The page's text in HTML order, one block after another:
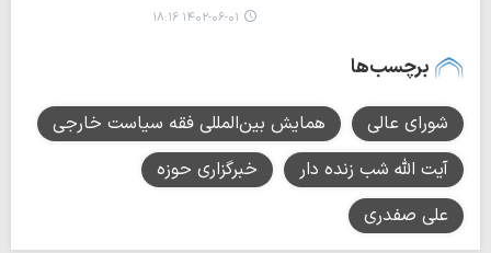
۱۴۰۲-۰۶-۰۱ ۱۸:۱۶
برچسب‌ها
شورای عالی
همایش بین‌المللی فقه سیاست خارجی
آیت الله شب زنده دار
خبرگزاری حوزه
علی صفدری